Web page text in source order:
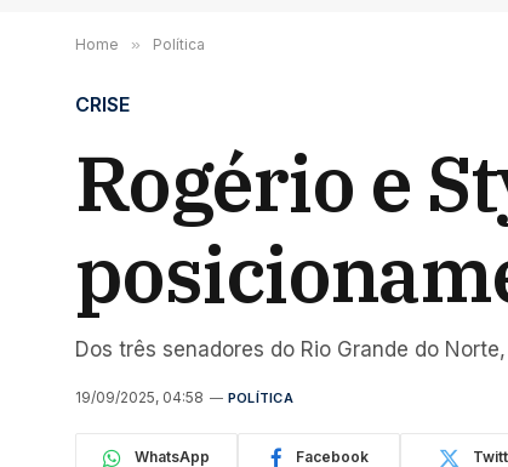
Home » Política
CRISE
Rogério e
Dos três senadores do Rio Grande do
19/09/2025, 04:58 POLÍTICA
WhatsApp Facebook